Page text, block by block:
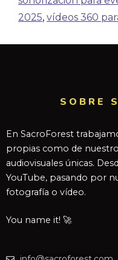
2025, vídeos 360
SOBRE
En SacroForest
propias como de
audiovisuales únicas.
YouTube, pasando por
fotografía o vídeo.
You name it! 🚀